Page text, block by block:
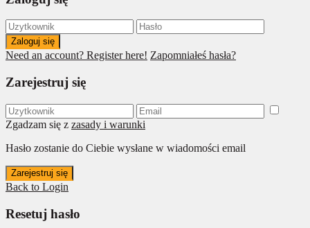
Zaloguj się
Need an account? Register here! Zapomniałeś hasła?
Zarejestruj się
Zgadzam się z zasady i warunki
Hasło zostanie do Ciebie wysłane w wiadomości email
Zarejestruj się
Back to Login
Resetuj hasło